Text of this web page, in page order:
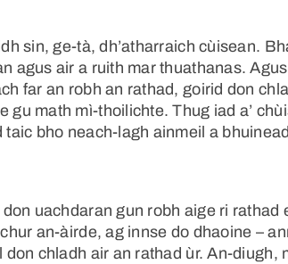
sin, ge-tà, dh’atharraich cùisean.
agus air a ruith mar thuathanas.
far an robh an rathad, goirid don
gu math mì-thoilichte. Thug iad a’
bho neach-lagh ainmeil a
uachdaran gun robh aige ri rathad
an-àirde, ag innse do dhaoine –
chladh air an rathad ùr. An-diugh,